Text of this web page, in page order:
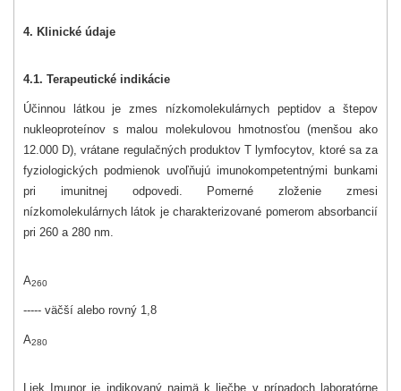
4. Klinické údaje
4.1. Terapeutické indikácie
Účinnou látkou je zmes nízkomolekulárnych peptidov a štepov
nukleoproteínov s malou molekulovou hmotnosťou (menšou ako
12.000 D), vrátane regulačných produktov T lymfocytov, ktoré sa za
fyziologických podmienok uvoľňujú imunokompetentnými bunkami
pri imunitnej odpovedi. Pomerné zloženie zmesi
nízkomolekulárnych látok je charakterizované pomerom absorbancií
pri 260 a 280 nm.
A260
----- väčší alebo rovný 1,8
A280
Liek Imunor je indikovaný najmä k liečbe v prípadoch laboratórne